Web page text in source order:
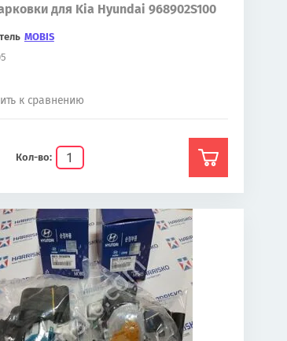
для Kia Hyundai 968902S100
MOBIS
Кол-во:
к сравнению